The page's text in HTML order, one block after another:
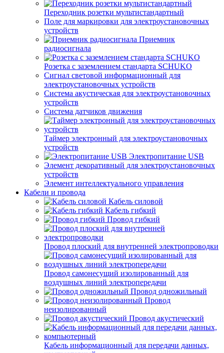
Переходник розетки мультистандартный
Поле для маркировки для электроустановочных
устройств
Приемник
радиосигнала
Розетка с заземлением стандарта SCHUKO
Сигнал световой информационный для
электроустановочных устройств
Система акустическая для электроустановочных
устройств
Система датчиков движения
Таймер электронный для электроустановочных
устройств
Электропитание USB
Элемент декоративный для электроустановочных
устройств
Элемент интеллектуального управления
Кабели и провода
Кабель силовой
Кабель гибкий
Провод гибкий
Провод плоский для внутренней электропроводки
Провод самонесущий изолированный для
воздушных линий электропередачи
Провод одножильный
Провод
неизолированный
Провод акустический
Кабель информационный для передачи данных,